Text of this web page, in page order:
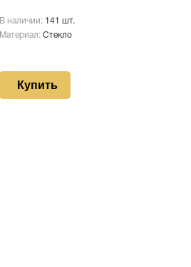
В наличии: 141 шт.
Материал: Стекло
Купить